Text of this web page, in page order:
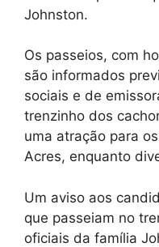
Johnston.
Os passeios, com
são informados
sociais e de
trenzinho dos
uma atração para
Acres, enquanto
Um aviso aos
que passeiam no
oficiais da família